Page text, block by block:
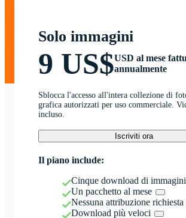
Solo immagini
9 US$USD al mese
annualmente
Sblocca l'accesso all'intera collezione di
grafica autorizzati per uso commerciale.
incluso.
Iscriviti ora
Il piano include:
Cinque download di
Un pacchetto al mese
Nessuna attribuzione richiesta
Download più veloci